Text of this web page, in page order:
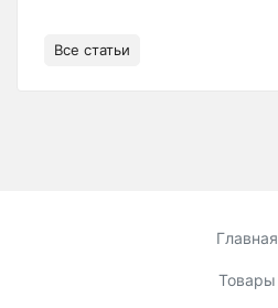
Все статьи
Главная
Товары